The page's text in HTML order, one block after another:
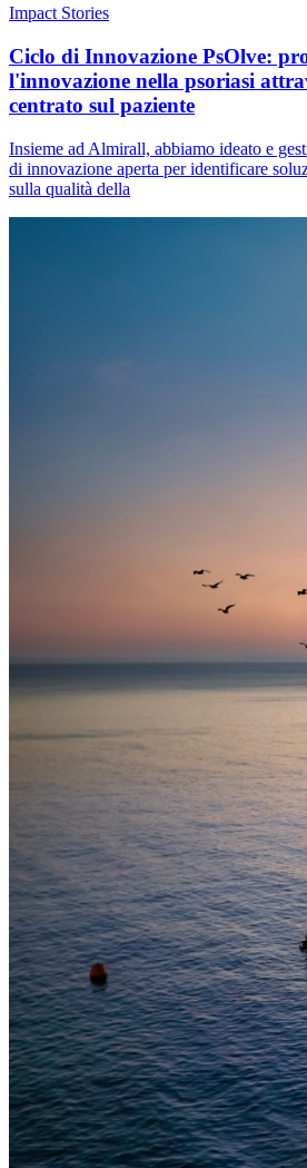
Impact Stories
Ciclo di Innovazione PsOlve:
l'innovazione nella psoriasi
centrato sul paziente
Insieme ad Almirall, abbiamo ideato e
di innovazione aperta per identificare
sulla qualità della